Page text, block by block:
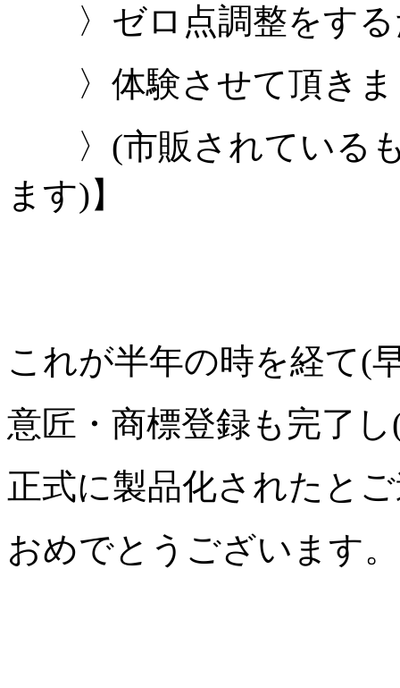
〉ゼロ点調整をする
〉体験させて頂きま
〉(市販されているも
ます)】
これが半年の時を経て(
意匠・商標登録も完了
正式に製品化されたと
おめでとうございます。